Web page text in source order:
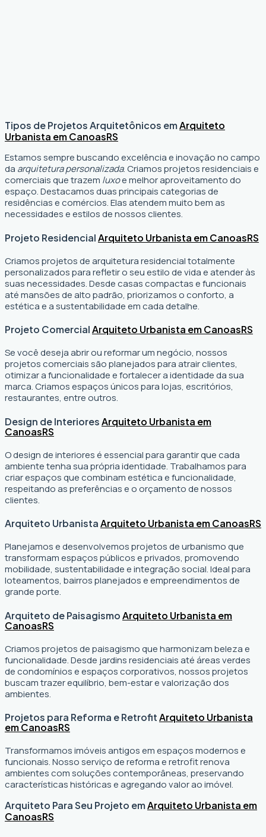
Tipos de Projetos Arquitetônicos emArquiteto
Urbanista em CanoasRS
Estamos sempre buscando excelência e inovação no campo
da arquitetura personalizada. Criamos projetos residenciais e
comerciais que trazem luxoe melhor aproveitamento do
espaço. Destacamos duas principais categorias de
residências e comércios. Elas atendem muito bem as
necessidades e estilos de nossos clientes.
Projeto ResidencialArquiteto Urbanista em CanoasRS
Criamos projetos de arquitetura residencial totalmente
personalizados para refletir o seu estilo de vida e atender às
suas necessidades. Desde casas compactas e funcionais
até mansões de alto padrão, priorizamos o conforto, a
estética e a sustentabilidade em cada detalhe.
Projeto ComercialArquiteto Urbanista em CanoasRS
Se você deseja abrir ou reformar um negócio, nossos
projetos comerciais são planejados para atrair clientes,
otimizar a funcionalidade e fortalecer a identidade da sua
marca. Criamos espaços únicos para lojas, escritórios,
restaurantes, entre outros.
Design de InterioresArquiteto Urbanista em
CanoasRS
O design de interiores é essencial para garantir que cada
ambiente tenha sua própria identidade. Trabalhamos para
criar espaços que combinam estética e funcionalidade,
respeitando as preferências e o orçamento de nossos
clientes.
Arquiteto UrbanistaArquiteto Urbanista em CanoasRS
Planejamos e desenvolvemos projetos de urbanismo que
transformam espaços públicos e privados, promovendo
mobilidade, sustentabilidade e integração social. Ideal para
loteamentos, bairros planejados e empreendimentos de
grande porte.
Arquiteto de PaisagismoArquiteto Urbanista em
CanoasRS
Criamos projetos de paisagismo que harmonizam beleza e
funcionalidade. Desde jardins residenciais até áreas verdes
de condomínios e espaços corporativos, nossos projetos
buscam trazer equilíbrio, bem-estar e valorização dos
ambientes.
Projetos para Reforma e RetrofitArquiteto Urbanista
em CanoasRS
Transformamos imóveis antigos em espaços modernos e
funcionais. Nosso serviço de reforma e retrofit renova
ambientes com soluções contemporâneas, preservando
características históricas e agregando valor ao imóvel.
Arquiteto Para Seu Projeto emArquiteto Urbanista em
CanoasRS